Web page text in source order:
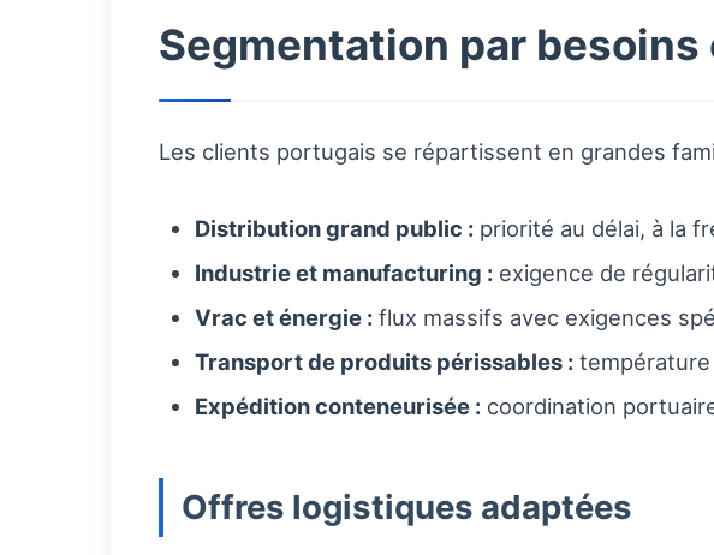
Segmentation par
Les clients portugais se répartissent en grandes
Distribution grand public : priorité au délai, à la
Industrie et manufacturing : exigence de
Vrac et énergie : flux massifs avec exigences
Transport de produits périssables :
Expédition conteneurisée : coordination
Offres logistiques adaptées